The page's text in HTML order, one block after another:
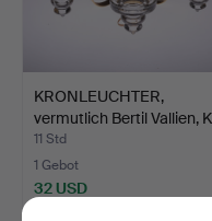
KRONLEUCHTER,
vermutlich Bertil Vallien,
11 Std
1 Gebot
32 USD